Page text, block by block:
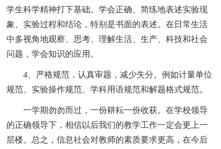
学生科学精神打下基础。学会正确、简练地表述实验现
象、实验过程和结论，特别是书面的表述。在日常生活
中多视角地观察、思考、理解生活、生产、科技和社会
问题，学会知识的应用。
4、严格规范，认真审题，减少失分。例如计量单位
规范、实验操作规范、学科用语规范和解题格式规范。
一学期勿勿而过，一份耕耘一份收获。在学校领导
的正确领导下，相信以后我们的教学工作一定会更上一
层楼。总之，信息社会对教师的素质要求更高，在今后